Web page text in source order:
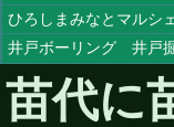
ひろしまみなとマルシェ
井戸ボーリング 井戸
苗代に